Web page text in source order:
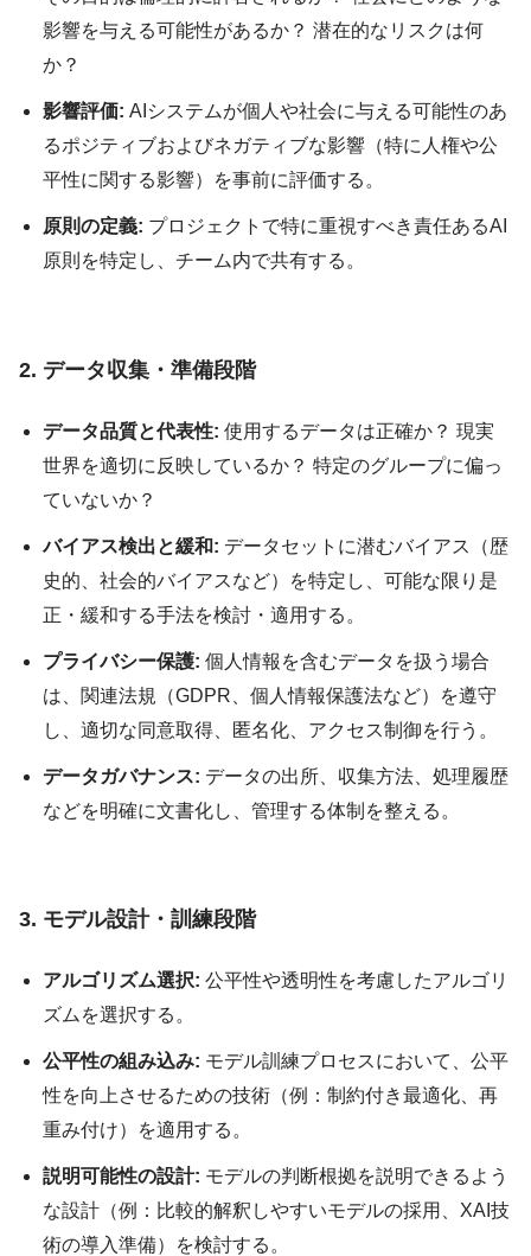
影響を与える可能性があるか？ 潜在的なリスクは何
か？
影響評価: AIシステムが個人や社会に与える可能性のあ
るポジティブおよびネガティブな影響（特に人権や公
平性に関する影響）を事前に評価する。
原則の定義: プロジェクトで特に重視すべき責任あるAI
原則を特定し、チーム内で共有する。
2. データ収集・準備段階
データ品質と代表性: 使用するデータは正確か？ 現実
世界を適切に反映しているか？ 特定のグループに偏っ
ていないか？
バイアス検出と緩和: データセットに潜むバイアス（歴
史的、社会的バイアスなど）を特定し、可能な限り是
正・緩和する手法を検討・適用する。
プライバシー保護: 個人情報を含むデータを扱う場合
は、関連法規（GDPR、個人情報保護法など）を遵守
し、適切な同意取得、匿名化、アクセス制御を行う。
データガバナンス: データの出所、収集方法、処理履歴
などを明確に文書化し、管理する体制を整える。
3. モデル設計・訓練段階
アルゴリズム選択: 公平性や透明性を考慮したアルゴリ
ズムを選択する。
公平性の組み込み: モデル訓練プロセスにおいて、公平
性を向上させるための技術（例：制約付き最適化、再
重み付け）を適用する。
説明可能性の設計: モデルの判断根拠を説明できるよう
な設計（例：比較的解釈しやすいモデルの採用、XAI技
術の導入準備）を検討する。